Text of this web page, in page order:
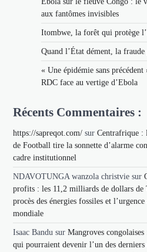
aux fantômes invisibles
Itombwe, la forêt qui protège
Quand l’État dément, la fraude
« Une épidémie sans
RDC face au vertige d’Ebola
Récents Commentaires :
https://sapreqot.com/ surCentrafrique :
de Football tire la sonnette d’alarme
cadre institutionnel
NDAVOTUNGA wanzola christvie sur
profits : les 11,2 milliards de dollars de
procès des énergies fossiles et
mondiale
Isaac Bandu surMangroves
qui pourraient devenir l’un des